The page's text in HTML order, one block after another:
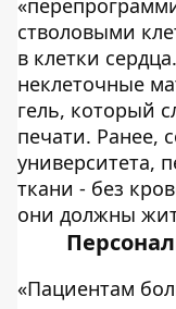
стволовыми
в клетки
неклеточные
гель, который
печати. Ранее,
университета,
ткани - без
они должны
«Пациентам